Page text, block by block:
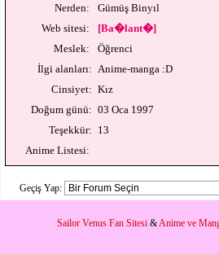
Nerden:
Gümüş Binyıl
Web sitesi:
[Ba�lant�]
Meslek:
Öğrenci
İlgi alanları: Anime-manga :D
Cinsiyet: Kız
Doğum günü: 03 Oca 1997
Teşekkür: 13
Anime Listesi:
Geçiş Yap:
Sailor Venus Fan Sitesi& Anime ve